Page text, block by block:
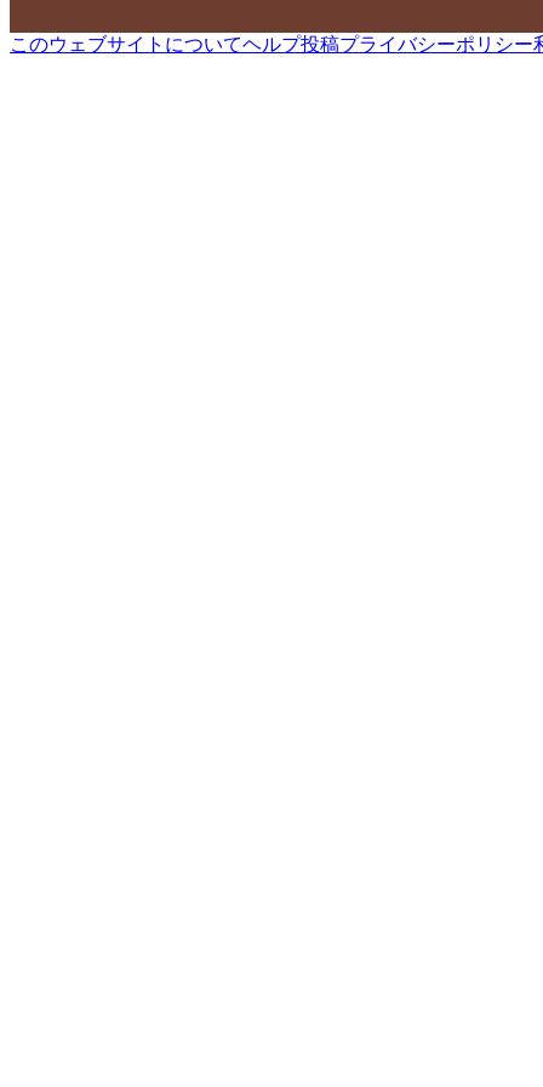
このウェブサイトについてヘルプ投稿プライバシーポリシー